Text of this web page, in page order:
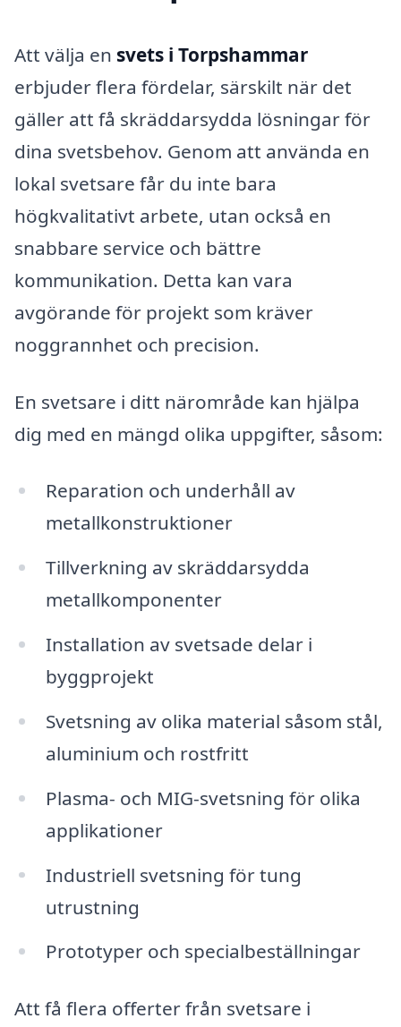
Att välja en svets i Torpshammar
erbjuder flera fördelar, särskilt när det
gäller att få skräddarsydda lösningar för
dina svetsbehov. Genom att använda en
lokal svetsare får du inte bara
högkvalitativt arbete, utan också en
snabbare service och bättre
kommunikation. Detta kan vara
avgörande för projekt som kräver
noggrannhet och precision.
En svetsare i ditt närområde kan hjälpa
dig med en mängd olika uppgifter, såsom:
Reparation och underhåll av
metallkonstruktioner
Tillverkning av skräddarsydda
metallkomponenter
Installation av svetsade delar i
byggprojekt
Svetsning av olika material såsom stål,
aluminium och rostfritt
Plasma- och MIG-svetsning för olika
applikationer
Industriell svetsning för tung
utrustning
Prototyper och specialbeställningar
Att få flera offerter från svetsare i